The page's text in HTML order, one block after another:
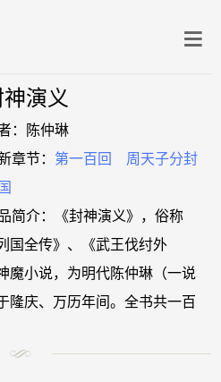
神演义
：陈仲琳
章节： 第一百回 周天子分封
简介：《封神演义》，俗称
国全传》、《武王伐纣外
魔小说，为明代陈仲琳（一说
隆庆、万历年间。全书共一百